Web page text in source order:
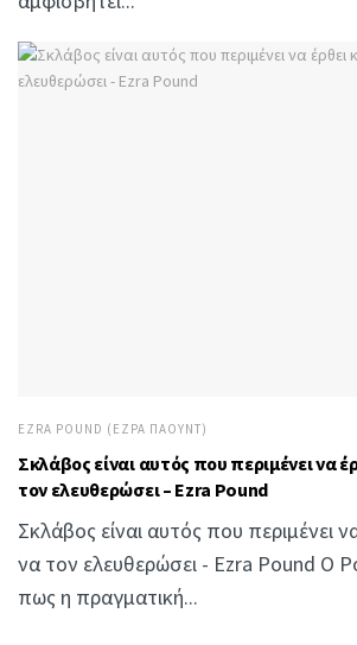
EZRA POUND (ΈΖΡΑ ΠΆΟΥΝΤ)
Σκλάβος είναι αυτός που περιμένει να
τον ελευθερώσει – Ezra Pound
Σκλάβος είναι αυτός που περιμένει
να τον ελευθερώσει - Ezra Pound Ο
πως η πραγματική...